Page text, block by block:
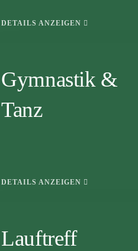
DETAILS ANZEIGEN
Gymnastik &
Tanz
DETAILS ANZEIGEN
Lauftreff